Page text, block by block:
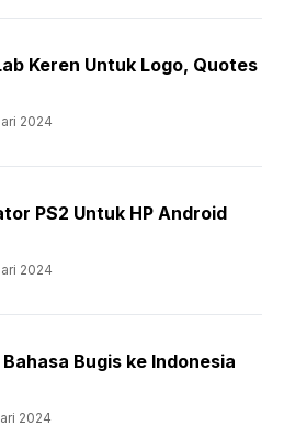
Keren Untuk Logo, Quotes
2024
PS2 Untuk HP Android
2024
Bugis ke Indonesia
2024